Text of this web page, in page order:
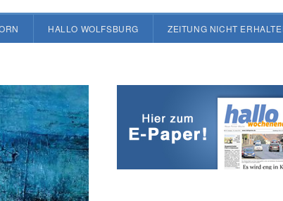
HALLO WOLFSBURG ZEITUNG NICHT